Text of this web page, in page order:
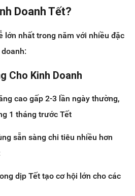
Doanh Tết?
lớn nhất trong năm với nhiều đặc
Cho Kinh Doanh
cao gấp 2-3 lần ngày thường,
1 tháng trước Tết
sẵn sàng chi tiêu nhiều hơn
dịp Tết tạo cơ hội lớn cho các